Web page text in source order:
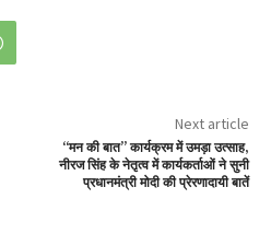
Next article
“मन की बात” कार्यक्रम में उमड़ा उत्साह,
नीरज सिंह के नेतृत्व में कार्यकर्ताओं ने सुनी
प्रधानमंत्री मोदी की प्रेरणादायी बातें